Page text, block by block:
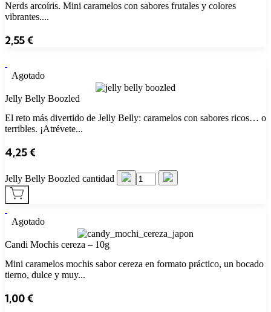
Nerds arcoíris. Mini caramelos con sabores frutales y colores
vibrantes....
2,55€
Agotado
Jelly Belly Boozled
El reto más divertido de Jelly Belly: caramelos con sabores ricos… o
terribles. ¡Atrévete...
4,25€
Jelly Belly Boozled cantidad
Agotado
Candi Mochis cereza – 10g
Mini caramelos mochis sabor cereza en formato práctico, un bocado
tierno, dulce y muy...
1,00€